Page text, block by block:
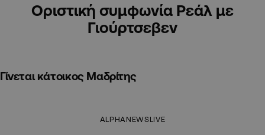
Οριστική συμφωνία Ρεάλ με
Γιούρτσεβεν
Γίνεται κάτοικος Μαδρίτης
ALPHANEWSLIVE